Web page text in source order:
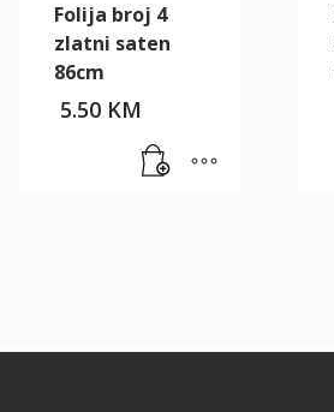
Folija broj 4
zlatni saten
86cm
5.50 KM